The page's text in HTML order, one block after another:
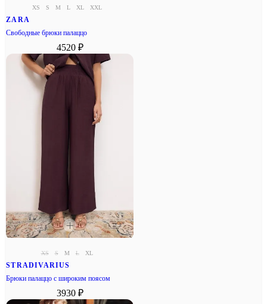
XS S M L XL XXL
ZARA
Свободные брюки палаццо
4520 ₽
XS S M L XL
STRADIVARIUS
Брюки палаццо с широким поясом
3930 ₽